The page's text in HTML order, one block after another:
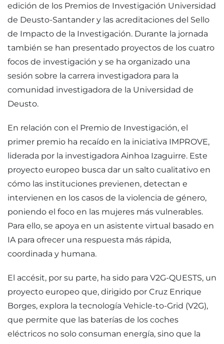
edición de los Premios de Investigación Universidad
de Deusto-Santander y las acreditaciones del Sello
de Impacto de la Investigación. Durante la jornada
también se han presentado proyectos de los cuatro
focos de investigación y se ha organizado una
sesión sobre la carrera investigadora para la
comunidad investigadora de la Universidad de
Deusto.
En relación con el Premio de Investigación, el
primer premio ha recaído en la iniciativa IMPROVE,
liderada por la investigadora Ainhoa Izaguirre. Este
proyecto europeo busca dar un salto cualitativo en
cómo las instituciones previenen, detectan e
intervienen en los casos de la violencia de género,
poniendo el foco en las mujeres más vulnerables.
Para ello, se apoya en un asistente virtual basado en
IA para ofrecer una respuesta más rápida,
coordinada y humana.
El accésit, por su parte, ha sido para V2G-QUESTS, un
proyecto europeo que, dirigido por Cruz Enrique
Borges, explora la tecnología Vehicle-to-Grid (V2G),
que permite que las baterías de los coches
eléctricos no solo consuman energía, sino que la